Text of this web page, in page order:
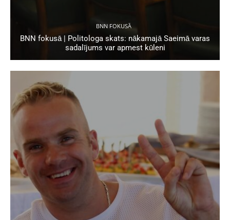
BNN FOKUSĀ
BNN fokusā | Politologa skats: nākamajā Saeimā varas
sadalījums var apmest kūleni